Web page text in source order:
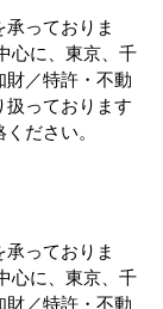
っておりま
心に、東京、千
財／特許・不動
扱っております
ださい。
っておりま
心に、東京、千
財／特許・不動